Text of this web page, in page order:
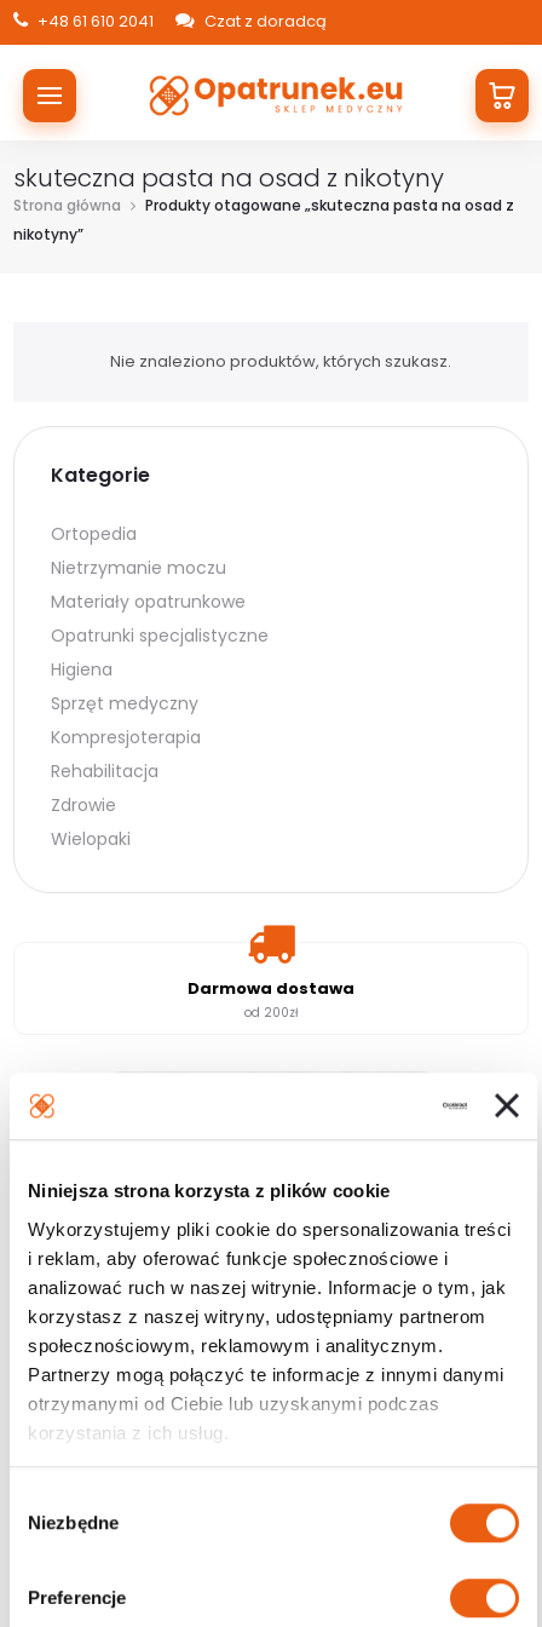
Niniejsza strona korzysta z plików cookie
Wykorzystujemy pliki cookie do spersonalizowania treści
i reklam, aby oferować funkcje społecznościowe i
analizować ruch w naszej witrynie. Informacje o tym, jak
korzystasz z naszej witryny, udostępniamy partnerom
społecznościowym, reklamowym i analitycznym.
Partnerzy mogą połączyć te informacje z innymi danymi
otrzymanymi od Ciebie lub uzyskanymi podczas
korzystania z ich usług.
Niezbędne
Preferencje
+48 61 610 2041 Czat z doradcą
skuteczna pasta na osad z nikotyny
Strona główna
Produkty otagowane „skuteczna pasta na osad z
nikotyny”
Nie znaleziono produktów, których szukasz.
Kategorie
Ortopedia
Nietrzymanie moczu
Materiały opatrunkowe
Opatrunki specjalistyczne
Higiena
Sprzęt medyczny
Kompresjoterapia
Rehabilitacja
Zdrowie
Wielopaki
Darmowa dostawa
od 200zł